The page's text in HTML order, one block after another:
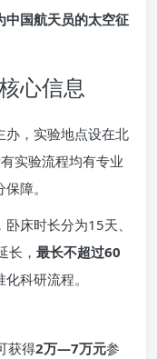
中国航天员的太空征
心信息
办，实验地点设在北
有实验流程均有专业
障。
床时长分为15天、
长， 最长不超过60
科研流程。
获得2万—7万元参